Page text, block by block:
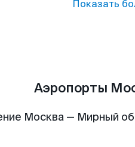
Показать
Аэропорты
Москва — Мирный